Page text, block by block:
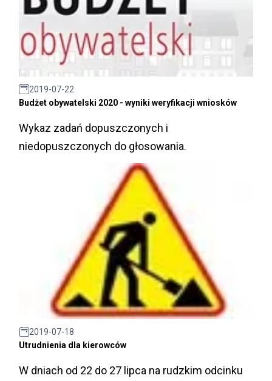
2019-07-22
Budżet obywatelski 2020 - wyniki weryfikacji wniosków
Wykaz zadań dopuszczonych i
niedopuszczonych do głosowania.
2019-07-18
Utrudnienia dla kierowców
W dniach od 22 do 27 lipca na rudzkim odcinku